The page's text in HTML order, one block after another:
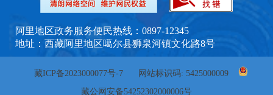
阿里地区政务服务便民热线：0897-12345
地址：西藏阿里地区噶尔县狮泉河镇文化路8号
藏ICP备2023000077号-7
网站标识码: 5425000009
藏公网安备54252302000006号